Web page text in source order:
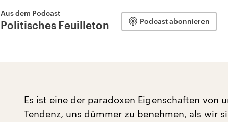
Aus dem Podcast
Politisches Feuilleton Podcast abonnieren
Es ist eine der paradoxen Eigenschaften von
Tendenz, uns dümmer zu benehmen, als wir